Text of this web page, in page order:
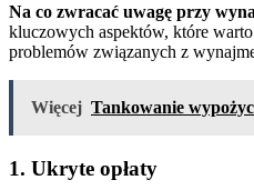
Na co zwracać uwagę przy
kluczowych aspektów, które
problemów związanych z
Więcej Tankowanie
1. Ukryte opłaty